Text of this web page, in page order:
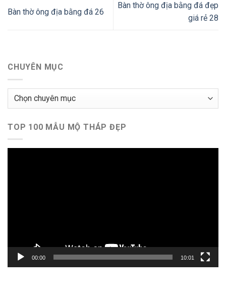
Bàn thờ ông địa bằng đá 26
Bàn thờ ông địa bằng đá đẹp
giá rẻ 28
CHUYÊN MỤC
Chuyên
TOP 100 MẪU MỘ THÁP ĐẸP
00:00 10:01